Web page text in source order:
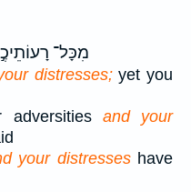
מִכָּל־
distresses;yet you
and your
your distresseshave